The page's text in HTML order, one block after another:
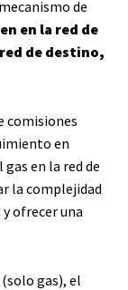
de
en la red de
de destino,
comisiones
en
en la red de
la complejidad
ofrecer una
gas), el